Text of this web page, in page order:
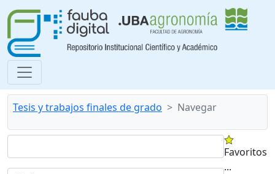
Tesis y trabajos finales de grado Navegar
Favoritos
...